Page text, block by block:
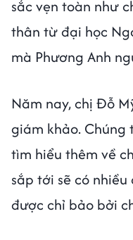
sắc vẹn toàn như
thân từ đại học
mà Phương Anh
Năm nay, chị Đỗ
giám khảo. Chúng
tìm hiểu thêm về
sắp tới sẽ có
được chỉ bảo bởi